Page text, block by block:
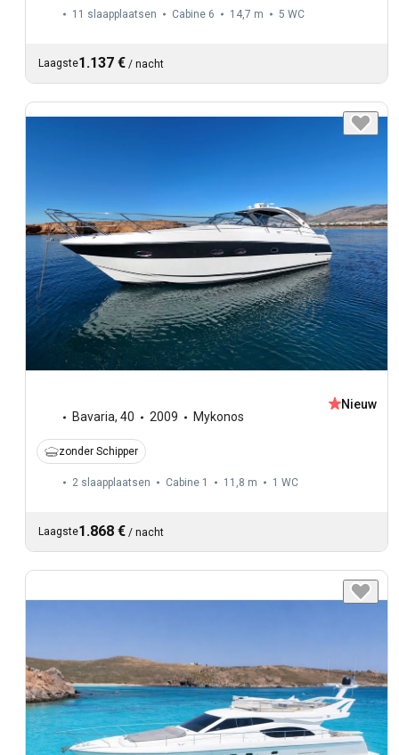
11 slaapplaatsen Cabine 6 14,7 m 5 WC
Laagste1.137 € / nacht
Bavaria, 40 2009 Mykonos
Nieuw
zonder Schipper
2 slaapplaatsen Cabine 1 11,8 m 1 WC
Laagste1.868 € / nacht